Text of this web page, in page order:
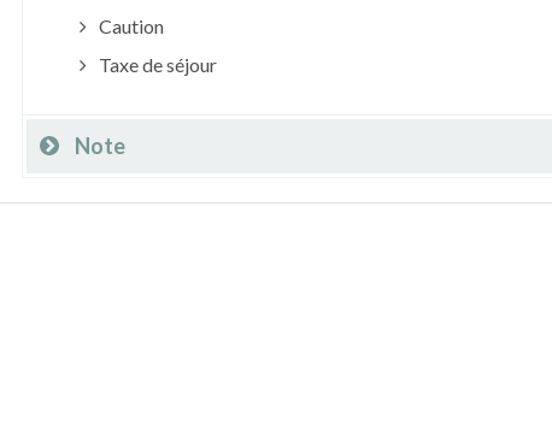
Caution
Taxe de séjour
Note